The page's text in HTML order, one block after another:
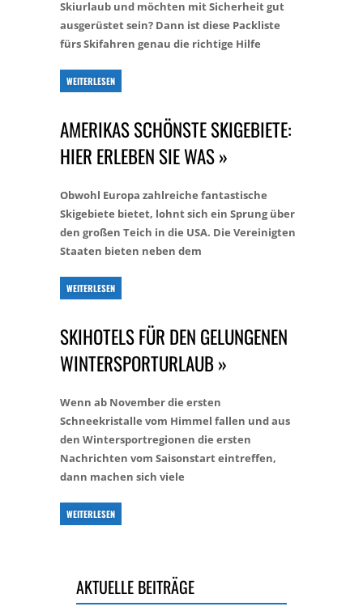
Skiurlaub und möchten mit Sicherheit gut
ausgerüstet sein? Dann ist diese Packliste
fürs Skifahren genau die richtige Hilfe
WEITERLESEN
AMERIKAS SCHÖNSTE SKIGEBIETE:
HIER ERLEBEN SIE WAS »
Obwohl Europa zahlreiche fantastische
Skigebiete bietet, lohnt sich ein Sprung über
den großen Teich in die USA. Die Vereinigten
Staaten bieten neben dem
WEITERLESEN
SKIHOTELS FÜR DEN GELUNGENEN
WINTERSPORTURLAUB »
Wenn ab November die ersten
Schneekristalle vom Himmel fallen und aus
den Wintersportregionen die ersten
Nachrichten vom Saisonstart eintreffen,
dann machen sich viele
WEITERLESEN
AKTUELLE BEITRÄGE